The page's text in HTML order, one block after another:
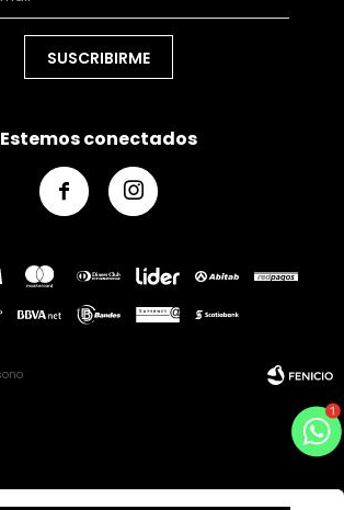
SUSCRIBIRME
Estemos conectados
 